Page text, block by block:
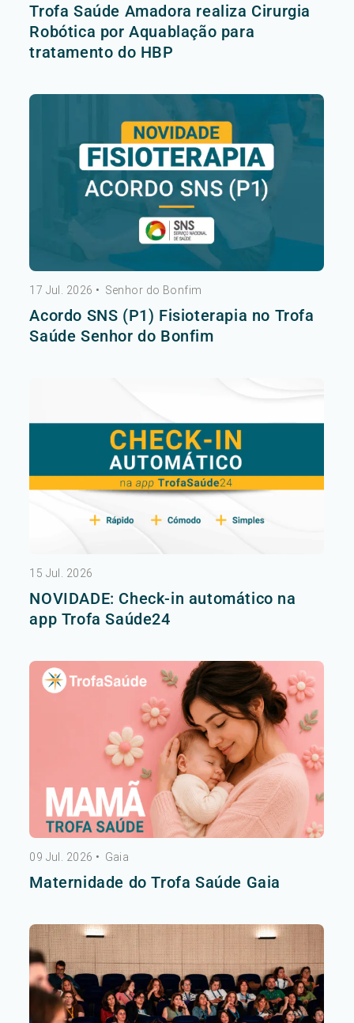
Trofa Saúde Amadora realiza Cirurgia
Robótica por Aquablação para
tratamento do HBP
17 Jul. 2026 • Senhor do Bonfim
Acordo SNS (P1) Fisioterapia no Trofa
Saúde Senhor do Bonfim
15 Jul. 2026
NOVIDADE: Check-in automático na
app Trofa Saúde24
09 Jul. 2026 • Gaia
Maternidade do Trofa Saúde Gaia